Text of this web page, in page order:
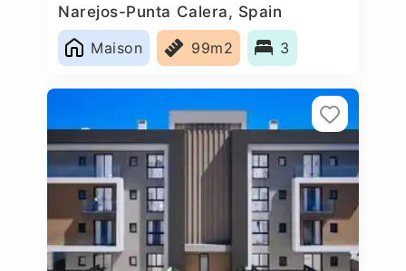
Narejos-Punta Calera, Spain
Maison
99m2 3